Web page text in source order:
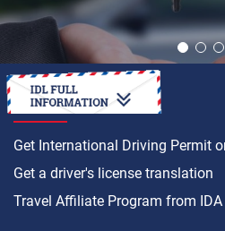
HOW TO
Get International Driving Permit
Get a driver's license translation
Travel Affiliate Program from IDA